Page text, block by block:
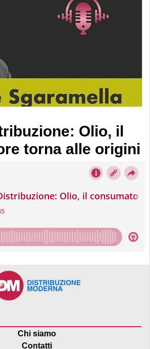
Olio, il
torna alle origini
Chi siamo
Contatti